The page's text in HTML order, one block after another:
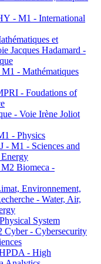
- M1 - International
et
Jacques Hadamard -
- Mathématiques
- Foudations of
- Voie Irène Joliot
- Physics
M1 - Sciences and
Biomeca -
Environnement,
- Water, Air,
System
- Cybersecurity
- High